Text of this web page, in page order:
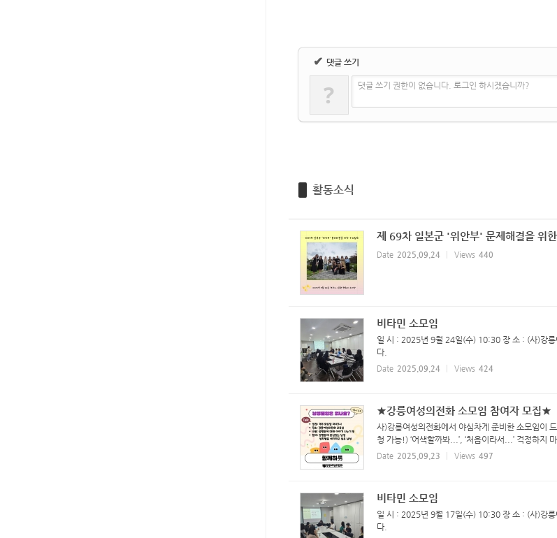
✔ 댓글 쓰기
? 댓글 쓰기 권한이 없습니다. 로그인 하시겠습니까?
활동소식
제 69차 일본군 '위안부' 문제해결을 위한
Date 2025.09.24 Views 440
비타민 소모임
일 시 : 2025년 9월 24일(수) 10:30 장 소 : (사)강릉
다.
Date 2025.09.24 Views 424
★강릉여성의전화 소모임 참여자 모집★
사)강릉여성의전화에서 야심차게 준비한 소모임이
청 가능!) ‘어색할까봐...’, ‘처음이라서...’ 걱정하지
Date 2025.09.23 Views 497
비타민 소모임
일 시 : 2025년 9월 17일(수) 10:30 장 소 : (사)강릉
다.